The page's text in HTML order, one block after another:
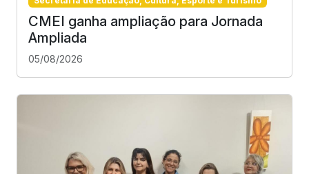
CMEI ganha ampliação para Jornada
Ampliada
05/08/2026